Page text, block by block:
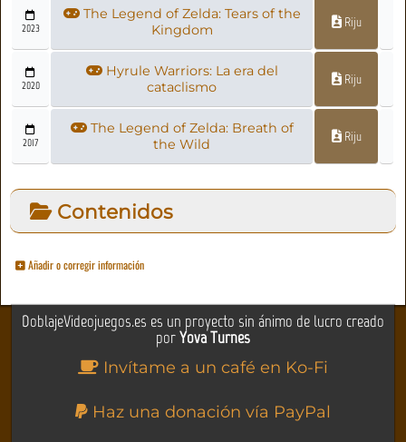
2023
The Legend of Zelda: Tears of the
Kingdom
Riju
2020
Hyrule Warriors: La era del
cataclismo
Riju
2017
The Legend of Zelda: Breath of
the Wild
Riju
Contenidos
Añadir o corregir información
DoblajeVideojuegos.es es un proyecto sin ánimo de lucro creado
porYova Turnes
Invítame a un café en Ko-Fi
Haz una donación vía PayPal